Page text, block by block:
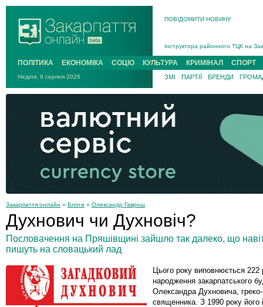
ПОВІДОМИТИ НОВИНУ
Інструктора районного ТЦК на
В Ужгороді попрощаються із
В Ужгороді 5 серпня
Підтвердили загибель
На війні з рф поліг військовий з
На війні загинув 26-річний
ПОЛІТИКА ЕКОНОМІКА СОЦІО КУЛЬТУРА КРИМІНАЛ СПОРТ
Неділя, 9 серпня 2026 ЗМІ ПАРТІЇ БРЕНДИ
Закарпаття онлайн » Блоги » Олександр Гаврош
Духнович чи Духновіч?
Пословачення на Пряшівщині зайшло так далеко, що
пишуть на словацький лад
Цього року виповнюється 222
народження закарпатського
Олександра Духновича, греко-
священника. З 1990 року його